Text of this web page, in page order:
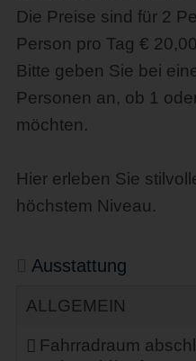
Die Preise sind für 2
Person pro Tag €
Bitte geben Sie bei
Personen an, ob 1
möchten.
Hier erleben Sie
höchstem Niveau.
Ausstattung
ALLGEMEIN
Fahrradraum